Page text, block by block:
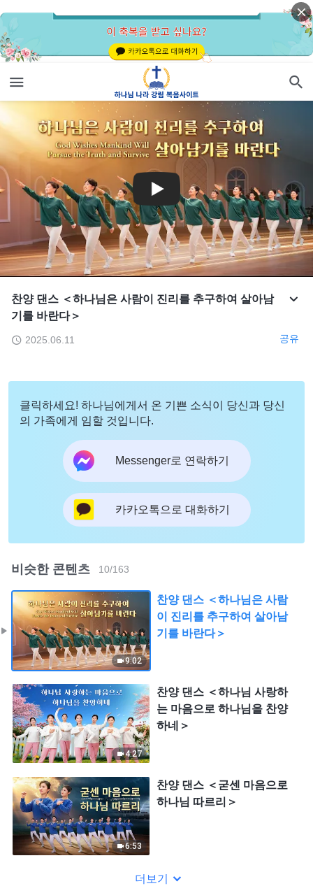
찬양 댄스 ＜하나님은 사람이 진리를 추구하여 살아남
기를 바란다＞
2025.06.11 공유
클릭하세요! 하나님에게서 온 기쁜 소식이 당신과 당신
의 가족에게 임할 것입니다.
Messenger로 연락하기
카카오톡으로 대화하기
비슷한 콘텐츠 10/163
9:02
찬양 댄스 ＜하나님은 사람
이 진리를 추구하여 살아남
기를 바란다＞
4:27
찬양 댄스 ＜하나님 사랑하
는 마음으로 하나님을 찬양
하네＞
6:53
찬양 댄스 ＜굳센 마음으로
하나님 따르리＞
더보기